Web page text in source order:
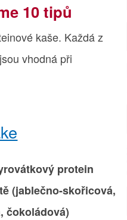
10 tipů
kaše. Každá z
vhodná při
protein
(jablečno-skořicová,
čokoládová)